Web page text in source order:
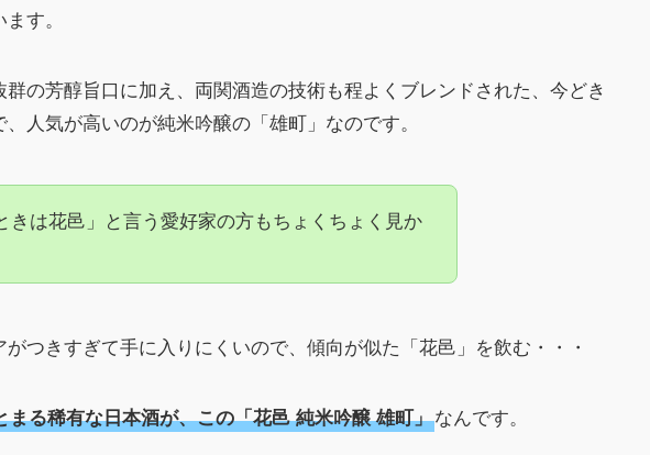
す。
群の芳醇旨口に加え、両関酒造の技術も程よくブレンドされた、今どき
人気が高いのが純米吟醸の「雄町」なのです。
きは花邑」と言う愛好家の方もちょくちょく見か
がつきすぎて手に入りにくいので、傾向が似た「花邑」を飲む・・・
まる稀有な日本酒が、この「花邑 純米吟醸 雄町」なんです。